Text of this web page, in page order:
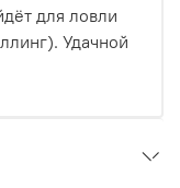
для ловли
Удачной